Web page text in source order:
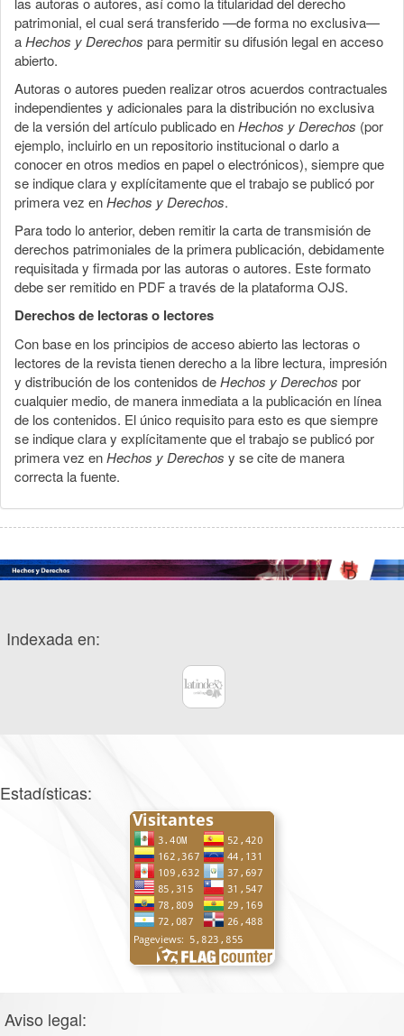
patrimonial, el cual será transferido —de forma no exclusiva—
aHechos y Derechos para permitir su difusión legal en acceso
abierto.
Autoras o autores pueden realizar otros acuerdos contractuales
independientes y adicionales para la distribución no exclusiva
de la versión del artículo publicado enHechos y Derechos (por
ejemplo, incluirlo en un repositorio institucional o darlo a
conocer en otros medios en papel o electrónicos), siempre que
se indique clara y explícitamente que el trabajo se publicó por
primera vez enHechos y Derechos.
Para todo lo anterior, deben remitir la carta de transmisión de
derechos patrimoniales de la primera publicación, debidamente
requisitada y firmada por las autoras o autores. Este formato
debe ser remitido en PDF a través de la plataforma OJS.
Derechos de lectoras o lectores
Con base en los principios de acceso abierto las lectoras o
lectores de la revista tienen derecho a la libre lectura, impresión
y distribución de los contenidos deHechos y Derechos por
cualquier medio, de manera inmediata a la publicación en línea
de los contenidos. El único requisito para esto es que siempre
se indique clara y explícitamente que el trabajo se publicó por
primera vez enHechos y Derechos y se cite de manera
correcta la fuente.
Indexada en:
Estadísticas:
Aviso legal: